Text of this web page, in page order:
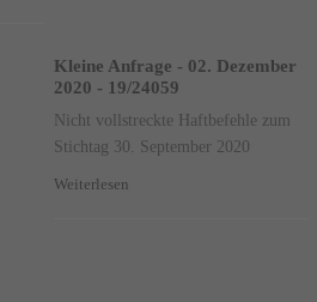
Kleine Anfrage - 02. Dezember
2020 - 19/24059
Nicht vollstreckte Haftbefehle zum
Stichtag 30. September 2020
Weiterlesen